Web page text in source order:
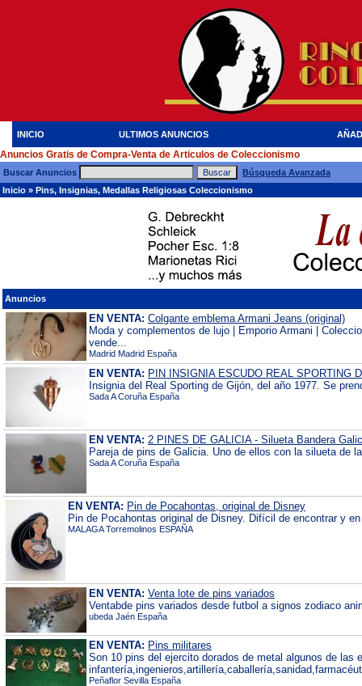
INICIO ULTIMOS ANUNCIOS
Anuncios Gratis de Compra-Venta de Articulos de Coleccionismo
Buscar Anuncios
Búsqueda Avanzada
Inicio » Pins, Insignias, Medallas Religiosas Coleccionismo
Anuncios
EN VENTA: Colgante emblema Armani Jeans (original)
Moda y complementos de lujo | Emporio Armani |
vende...
Madrid Madrid España
EN VENTA: PIN INSIGNIA ESCUDO REAL SPORTING
Insignia del Real Sporting de Gijón, del año 1977. Se
Sada A Coruña España
EN VENTA: 2 PINES DE GALICIA - Silueta Bandera
Pareja de pins de Galicia. Uno de ellos con la silueta de
Sada A Coruña España
EN VENTA: Pin de Pocahontas, original de Disney
Pin de Pocahontas original de Disney. Difícil de encontrar y
MALAGA Torremolinos ESPAÑA
EN VENTA: Venta lote de pins variados
Ventabde pins variados desde futbol a signos zodiaco
ubeda Jaén España
EN VENTA: Pins militares
Son 10 pins del ejercito dorados de metal algunos de las
Peñaflor Sevilla España